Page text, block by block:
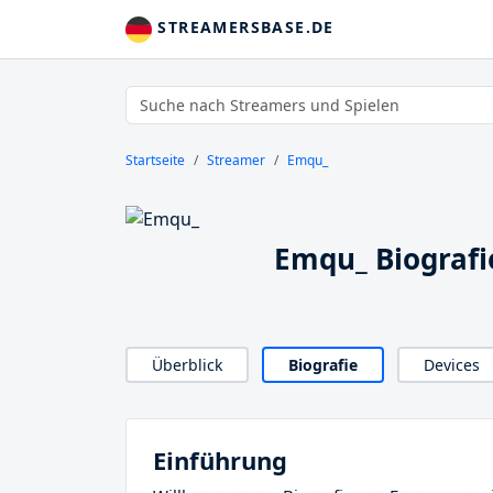
STREAMERSBASE.DE
Startseite Streamer Emqu_
Emqu_
Überblick Biografie Devices
Einführung